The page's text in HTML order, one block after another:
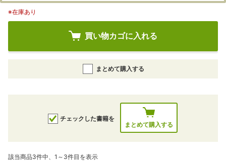
※在庫あり
買い物カゴに入れる
まとめて購入する
チェックした書籍を
まとめて購入する
該当商品3件中、1～3件目を表示